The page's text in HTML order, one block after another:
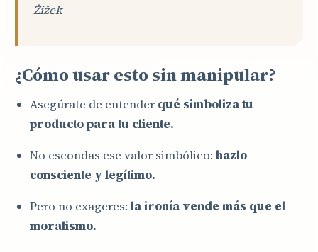
Žižek
¿Cómo usar esto sin manipular?
Asegúrate de entenderqué simboliza tu
producto para tu cliente.
No escondas ese valor simbólico: hazlo
consciente y legítimo.
Pero no exageres: la ironía vende más que el
moralismo.